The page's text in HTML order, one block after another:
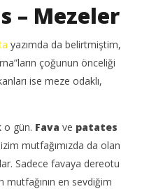
– Mezeler
yazımda da belirtmiştim,
çoğunun önceliği
ise meze odaklı,
o gün. Fava ve patates
mutfağımızda da olan
Sadece favaya dereotu
mutfağının en sevdiğim